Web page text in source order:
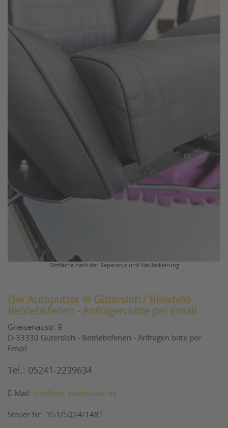
Sitzfläche nach der Reparatur und Neulackierung
Der Autoputzer ® Gütersloh / Bielefeld-
Betriebsferien - Anfragen bitte per Email
Gneisenaustr. 9
D-33330 Gütersloh - Betriebsferien - Anfragen bitte per
Email
Tel.: 05241-2239634
E-Mail: info@der-autoputzer.de
Steuer Nr.: 351/5024/1481